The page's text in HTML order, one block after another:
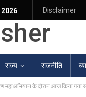
Disclaimer
राज्य राजनीति
महाअभियान के दौरान आज किया गया